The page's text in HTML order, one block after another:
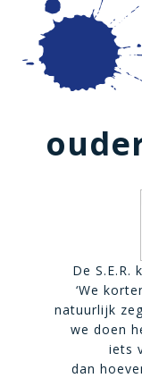
De S.E.R.
‘We
natuurlijk
we doen
iets
dan